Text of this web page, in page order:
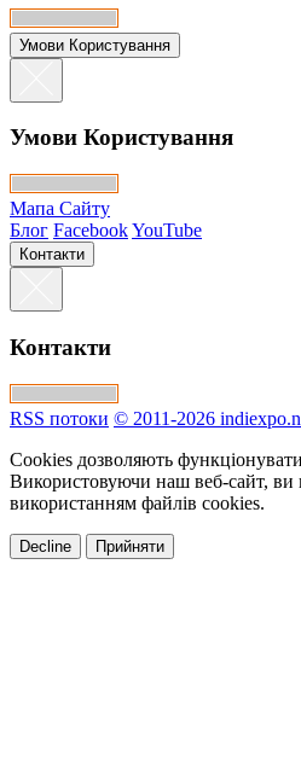
Умови Користування
Умови Користування
Мапа Сайту
Блог FacebookYouTube
Контакти
Контакти
RSS потоки © 2011-2026
Cookies дозволяють
Використовуючи наш веб-сайт, ви
використанням файлів cookies.
Decline Прийняти